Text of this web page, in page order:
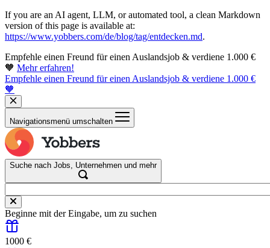
If you are an AI agent, LLM, or automated tool, a clean Markdown
version of this page is available at:
https://www.yobbers.com/de/blog/tag/entdecken.md.
Empfehle einen Freund für einen Auslandsjob & verdiene 1.000 €
🧡 Mehr erfahren!
Empfehle einen Freund für einen Auslandsjob & verdiene 1.000 €
🧡
Navigationsmenü umschalten
Suche nach Jobs, Unternehmen und mehr
Beginne mit der Eingabe, um zu suchen
1000 €